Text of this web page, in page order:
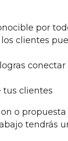
por
clientes
tus clientes
o
tendrás